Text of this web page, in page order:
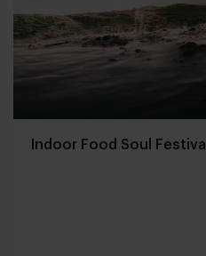
Indoor Food Soul Festival